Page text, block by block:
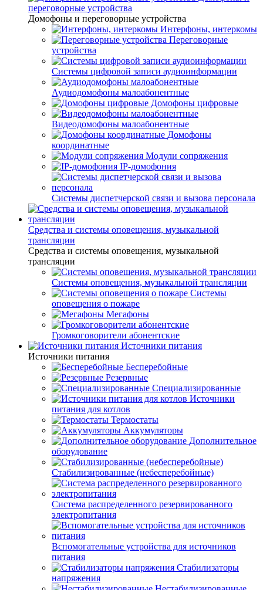
переговорные устройства
Домофоны и переговорные устройства
Интерфоны, интеркомы
Переговорные
устройства
Системы цифровой записи аудиоинформации
Аудиодомофоны малоабонентные
Домофоны цифровые
Видеодомофоны малоабонентные
Домофоны
координатные
Модули сопряжения
IP-домофония
Системы диспетчерской связи и вызова персонала
Средства и системы оповещения, музыкальной
трансляции
Средства и системы оповещения, музыкальной
трансляции
Системы оповещения, музыкальной трансляции
Системы
оповещения о пожаре
Мегафоны
Громкоговорители абонентские
Источники питания
Источники питания
Бесперебойные
Резервные
Специализированные
Источники
питания для котлов
Термостаты
Аккумуляторы
Дополнительное
оборудование
Стабилизированные (небесперебойные)
Система распределенного резервированного
электропитания
Вспомогательные устройства для источников
питания
Стабилизаторы
напряжения